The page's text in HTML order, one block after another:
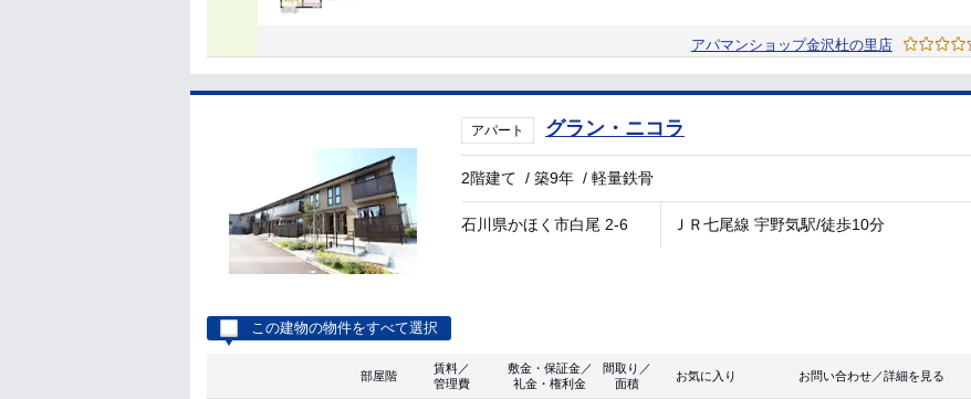
アパマンショップ金沢杜の里店
アパート グラン・ニコラ
2階建て /築9年 /軽量鉄骨
石川県かほく市白尾 2-6 ＪＲ七尾線 宇野気駅/徒歩10分
この建物の物件をすべて選択
部屋階
賃料／
管理費
敷金・保証金／
礼金・権利金
間取り／
面積
お気に入り お問い合わせ／詳細を見る